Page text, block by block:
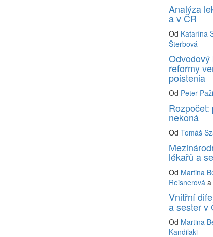
Analýza
a v ČR
Od Katarína
Šterbová
reformy
poistenia
Od Peter
nekoná
OdTomáš
lékařů a
Od Martina
Reisnerová a
Vnitřní
a sester v
Od Martina
Kandilaki